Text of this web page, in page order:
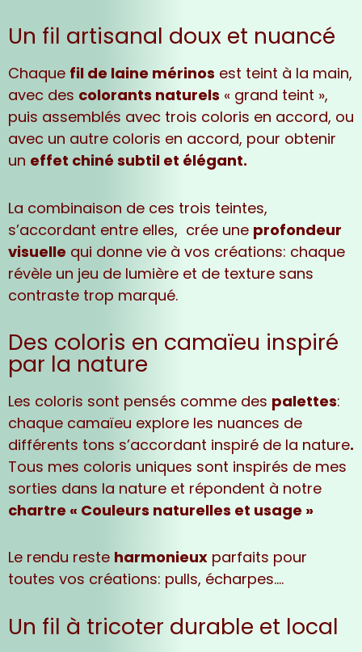
Un fil artisanal doux et nuancé
Chaque fil de laine mérinos est teint à la main,
avec des colorants naturels « grand teint »,
puis assemblés avec trois coloris en accord, ou
avec un autre coloris en accord, pour obtenir
un effet chiné subtil et élégant.
La combinaison de ces trois teintes,
s’accordant entre elles, crée une profondeur
visuelle qui donne vie à vos créations: chaque
révèle un jeu de lumière et de texture sans
contraste trop marqué.
Des coloris en camaïeu inspiré
par la nature
Les coloris sont pensés comme des palettes:
chaque camaïeu explore les nuances de
différents tons s’accordant inspiré de la nature.
Tous mes coloris uniques sont inspirés de mes
sorties dans la nature et répondent à notre
chartre « Couleurs naturelles et usage »
Le rendu reste harmonieux parfaits pour
toutes vos créations: pulls, écharpes….
Un fil à tricoter durable et local